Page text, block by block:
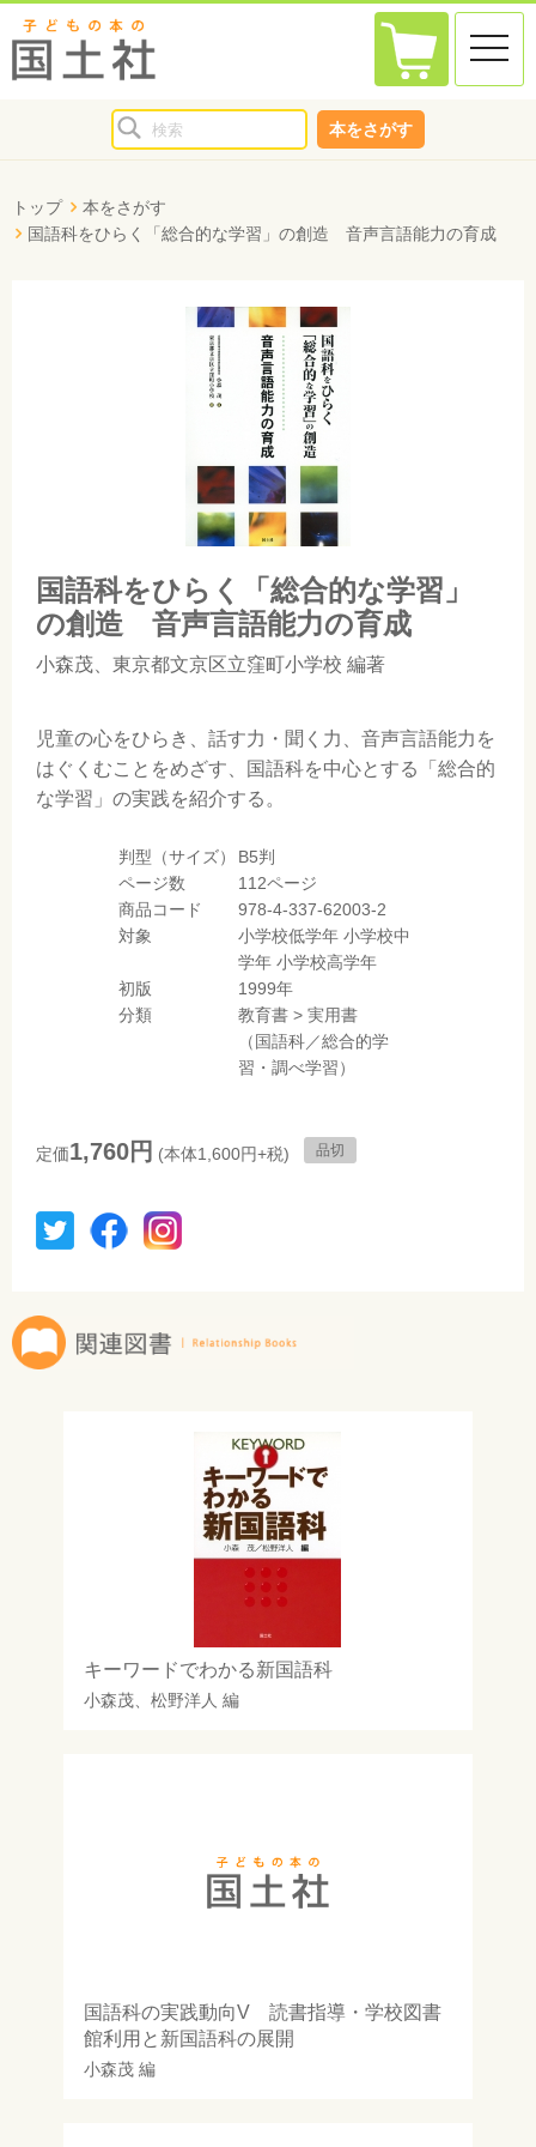
toggle
本をさがす
トップ
本をさがす
国語科をひらく「総合的な学習」の創造 音声言語能力の育成
国語科をひらく「総合的な学習」
の創造 音声言語能力の育成
小森茂 東京都文京区立窪町小学校 編著
児童の心をひらき、話す力・聞く力、音声言語能力を
はぐくむことをめざす、国語科を中心とする「総合的
な学習」の実践を紹介する。
判型（サイズ）
B5判
ページ数
112ページ
商品コード
978-4-337-62003-2
対象
小学校低学年 小学校中
学年 小学校高学年
初版
1999年
分類
教育書 > 実用書
（国語科／総合的学
習・調べ学習）
定価1,760円 (本体1,600円+税) 品切
キーワードでわかる新国語科
小森茂、 松野洋人 編
国語科の実践動向V 読書指導・学校図書
館利用と新国語科の展開
小森茂編